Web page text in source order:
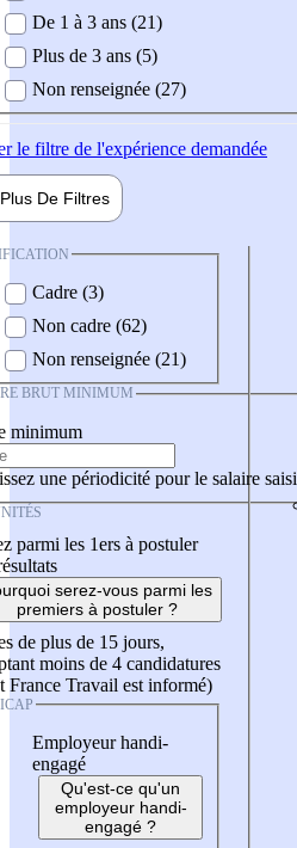
De 1 à 3 ans (21)
Plus de 3 ans (5)
Non renseignée (27)
le filtre de l'expérience demandée
Plus De Filtres
Cadre (3)
Non cadre (62)
Non renseignée (21)
BRUT MINIMUM
minimum
une périodicité pour le salaire saisi
parmi les 1ers à postuler
serez-vous parmi les
premiers à postuler ?
de plus de 15 jours,
moins de 4 candidatures
France Travail est informé)
Employeur handi-
engagé
Qu'est-ce qu'un
employeur handi-
engagé ?